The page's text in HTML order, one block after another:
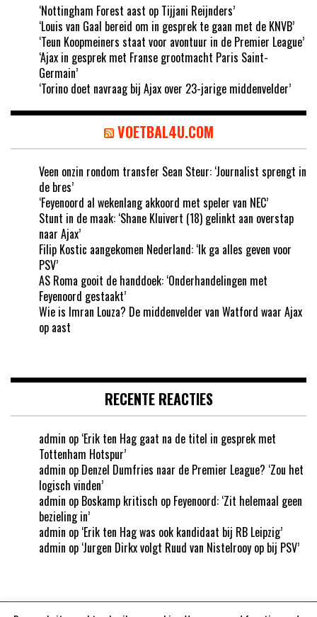
‘Nottingham Forest aast op Tijjani Reijnders’
‘Louis van Gaal bereid om in gesprek te gaan met de KNVB’
‘Teun Koopmeiners staat voor avontuur in de Premier League’
‘Ajax in gesprek met Franse grootmacht Paris Saint-
Germain’
‘Torino doet navraag bij Ajax over 23-jarige middenvelder’
VOETBAL4U.COM
Veen onzin rondom transfer Sean Steur: ‘Journalist sprengt in
de bres’
‘Feyenoord al wekenlang akkoord met speler van NEC’
Stunt in de maak: ‘Shane Kluivert (18) gelinkt aan overstap
naar Ajax’
Filip Kostic aangekomen Nederland: ‘Ik ga alles geven voor
PSV’
AS Roma gooit de handdoek: ‘Onderhandelingen met
Feyenoord gestaakt’
Wie is Imran Louza? De middenvelder van Watford waar Ajax
op aast
RECENTE REACTIES
admin op ‘Erik ten Hag gaat na de titel in gesprek met
Tottenham Hotspur’
admin op Denzel Dumfries naar de Premier League? ‘Zou het
logisch vinden’
admin op Boskamp kritisch op Feyenoord: ‘Zit helemaal geen
bezieling in’
admin op ‘Erik ten Hag was ook kandidaat bij RB Leipzig’
admin op ‘Jurgen Dirkx volgt Ruud van Nistelrooy op bij PSV’